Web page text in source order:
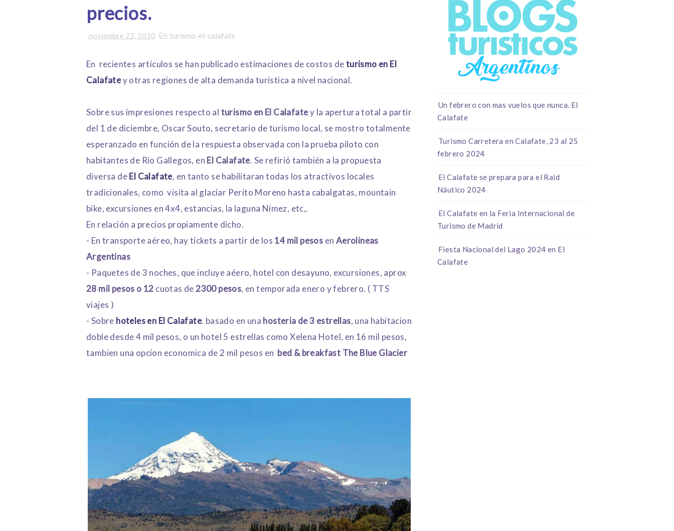
precios.
noviembre 22, 2020 turismo-el-calafate
En recientes artículos se han publicado estimaciones de costos deturismo en El
Calafatey otras regiones de alta demanda turistica a nivel nacional.
Sobre sus impresiones respecto al turismo en El Calafatey la apertura total a partir
del 1 de diciembre, Oscar Souto, secretario de turismo local, se mostro totalmente
esperanzado en función de la respuesta observada con la prueba piloto con
habitantes de Rio Gallegos, en El Calafate. Se refirió también a la propuesta
diversa deEl Calafate, en tanto se habilitaran todas los atractivos locales
tradicionales, como visita al glaciar Perito Moreno hasta cabalgatas, mountain
bike, excursiones en 4x4, estancias, la laguna Nímez, etc,.
En relación a precios propiamente dicho.
- En transporte aéreo, hay tickets a partir de los 14 mil pesos en Aerolineas
Argentinas
- Paquetes de 3 noches, que incluye aéero, hotel con desayuno, excursiones, aprox
28 mil pesos o 12 cuotas de2300 pesos, en temporada enero y febrero. ( TTS
viajes )
- Sobre hoteles en El Calafate. basado en una hosteria de 3 estrellas, una habitacion
doble desde 4 mil pesos, o un hotel 5 estrellas como Xelena Hotel, en 16 mil pesos,
tambien una opcion economica de 2 mil pesos en bed & breakfast The Blue Glacier
Un febrero con mas vuelos que nunca. El
Calafate
Turismo Carretera en Calafate, 23 al 25
febrero 2024
El Calafate se prepara para el Raid
Náutico 2024
El Calafate en la Feria Internacional de
Turismo de Madrid
Fiesta Nacional del Lago 2024 en El
Calafate